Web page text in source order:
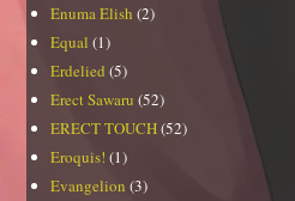
Enuma Elish (2)
Equal (1)
Erdelied (5)
Erect Sawaru (52)
ERECT TOUCH(52)
Eroquis! (1)
Evangelion (3)